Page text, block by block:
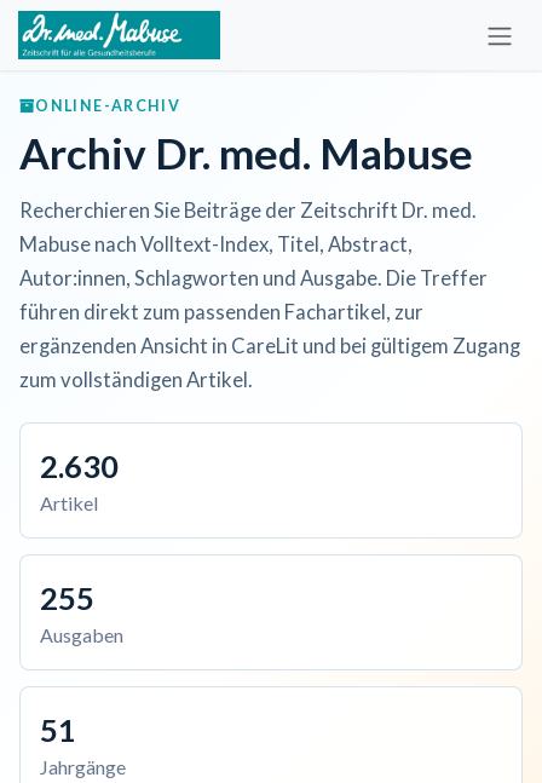
Zum Inhalt springen
ONLINE-ARCHIV
Archiv Dr. med. Mabuse
Recherchieren Sie Beiträge der Zeitschrift Dr. med.
Mabuse nach Volltext-Index, Titel, Abstract,
Autor:innen, Schlagworten und Ausgabe. Die Treffer
führen direkt zum passenden Fachartikel, zur
ergänzenden Ansicht in CareLit und bei gültigem Zugang
zum vollständigen Artikel.
2.630
Artikel
255
Ausgaben
51
Jahrgänge